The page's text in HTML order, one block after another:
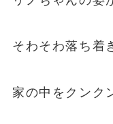
そわそわ落ち着
家の中をクンク